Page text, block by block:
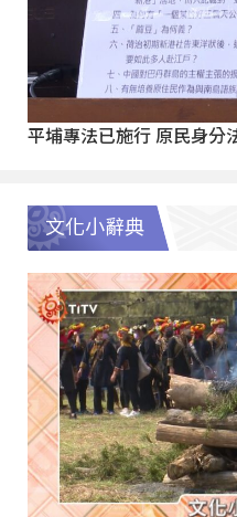
平埔專法已施行 原民身分
文化小辭典